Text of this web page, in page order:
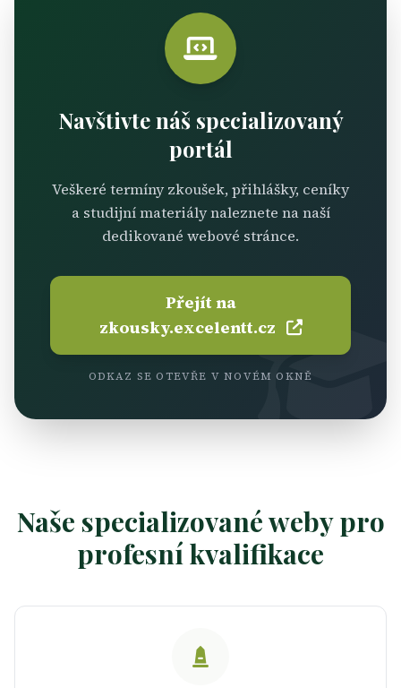
Navštivte náš specializovaný
portál
Veškeré termíny zkoušek, přihlášky, ceníky
a studijní materiály naleznete na naší
dedikované webové stránce.
Přejít na
zkousky.excelentt.cz
ODKAZ SE OTEVŘE V NOVÉM OKNĚ
Naše specializované weby pro
profesní kvalifikace